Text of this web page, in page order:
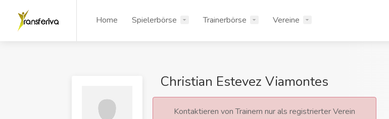
Home Spielerbörse Trainerbörse Vereine
Christian Estevez Viamontes
Kontaktieren von Trainern nur als registrierter Verein